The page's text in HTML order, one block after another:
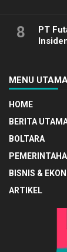
8
PT
MENU
HOME
BERITA
BOLTARA
BISNIS &
ARTIKEL